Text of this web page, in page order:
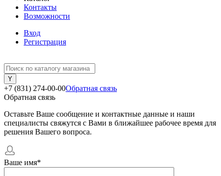
Контакты
Возможности
Вход
Регистрация
+7 (831) 274-00-00Обратная связь
Обратная связь
Оставьте Ваше сообщение и контактные данные и наши
специалисты свяжутся с Вами в ближайшее рабочее время для
решения Вашего вопроса.
Ваше имя*